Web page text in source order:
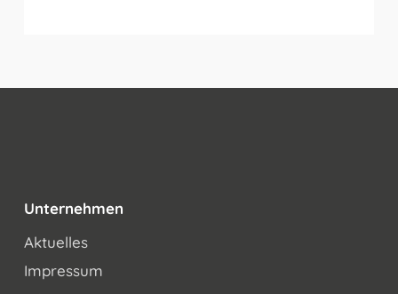
Unternehmen
Aktuelles
Impressum